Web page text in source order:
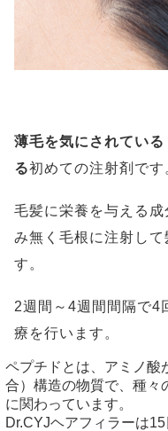
薄毛を気にされてい
る初めての注射剤です
毛髪に栄養を与える
み無く毛根に注射し
す。
2週間～4週間間隔で4
療を行います。
ペプチドとは、アミノ酸
合）構造の物質で、種々
に関わっています。
Dr.CYJヘアフィラーは